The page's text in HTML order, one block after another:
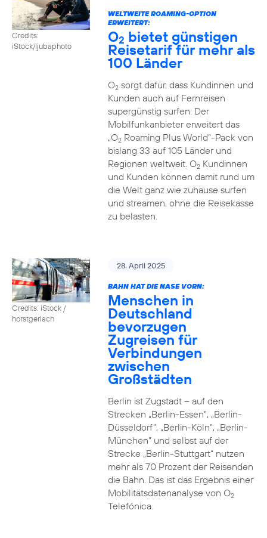
Credits:
iStock/ljubaphoto
WELTWEITE ROAMING-OPTION
ERWEITERT:
O2 bietet günstigen
Reisetarif für mehr als
100 Länder
O2sorgt dafür, dass Kundinnen und
Kunden auch auf Fernreisen
supergünstig surfen: Der
Mobilfunkanbieter erweitert das
„O2Roaming Plus World“-Pack von
bislang 33 auf 105 Länder und
Regionen weltweit. O2Kundinnen
und Kunden können damit rund um
die Welt ganz wie zuhause surfen
und streamen, ohne die Reisekasse
zu belasten.
Credits: iStock /
horstgerlach
28. April 2025
BAHN HAT DIE NASE VORN:
Menschen in
Deutschland
bevorzugen
Zugreisen für
Verbindungen
zwischen
Großstädten
Berlin ist Zugstadt – auf den
Strecken „Berlin-Essen”, „Berlin-
Düsseldorf”, „Berlin-Köln”, „Berlin-
München” und selbst auf der
Strecke „Berlin-Stuttgart“ nutzen
mehr als 70 Prozent der Reisenden
die Bahn. Das ist das Ergebnis einer
Mobilitätsdatenanalyse von O2
Telefónica.